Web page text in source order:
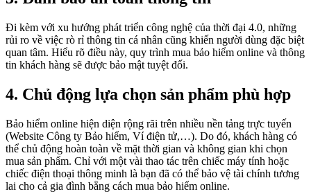
Đi kèm với xu hướng phát triển công nghệ của thời đại 4.0, những
rủi ro về việc rò rỉ thông tin cá nhân cũng khiến người dùng đặc biệt
quan tâm. Hiểu rõ điều này, quy trình mua bảo hiểm online và thông
tin khách hàng sẽ được bảo mật tuyệt đối.
4. Chủ động lựa chọn sản phẩm phù hợp
Bảo hiểm online hiện diện rộng rãi trên nhiều nền tảng trực tuyến
(Website Công ty Bảo hiểm, Ví điện tử,…). Do đó, khách hàng có
thể chủ động hoàn toàn về mặt thời gian và không gian khi chọn
mua sản phẩm. Chỉ với một vài thao tác trên chiếc máy tính hoặc
chiếc điện thoại thông minh là bạn đã có thể bảo vệ tài chính tương
lai cho cả gia đình bằng cách mua bảo hiểm online.